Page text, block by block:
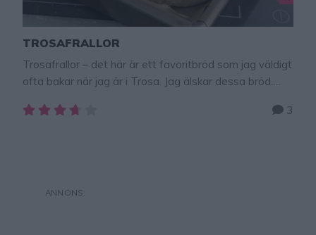
TROSAFRALLOR
Trosafrallor – det här är ett favoritbröd som jag väldigt
ofta bakar när jag är i Trosa. Jag älskar dessa bröd.
fantastiskt fluffiga, mjuka och goda!
3